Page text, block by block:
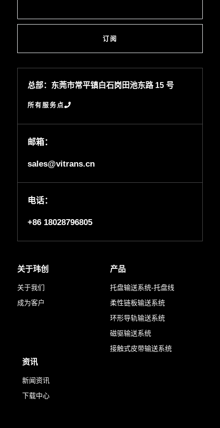
订阅
总部：东莞市常平镇白石岗田池东路 15 号
所有服务点
邮箱：
sales@vitrans.cn
电话：
+86 18028796805
关于玮创
关于我们
成为客户
产品
托盘输送系统-托盘线
柔性链板输送系统
环形导轨输送系统
磁驱输送系统
接触式皮带输送系统
资讯
新闻资讯
下载中心